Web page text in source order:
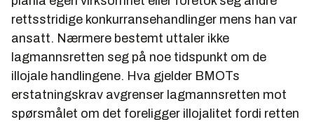
rettsstridige konkurransehandlinger mens han var
ansatt. Nærmere bestemt uttaler ikke
lagmannsretten seg på noe tidspunkt om de
illojale handlingene. Hva gjelder BMOTs
erstatningskrav avgrenser lagmannsretten mot
spørsmålet om det foreligger illojalitet fordi retten